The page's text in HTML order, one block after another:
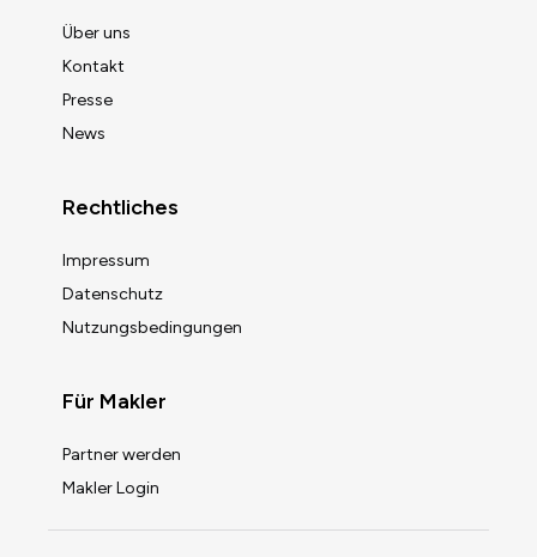
Über uns
Kontakt
Presse
News
Rechtliches
Impressum
Datenschutz
Nutzungsbedingungen
Für Makler
Partner werden
Makler Login